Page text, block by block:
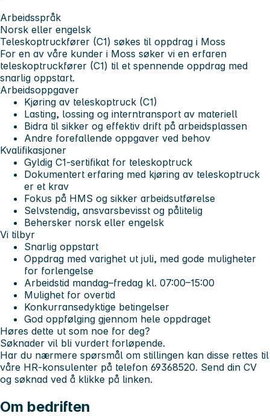
Arbeidsspråk
Norsk eller engelsk
Teleskoptruckfører (C1) søkes til oppdrag i Moss
For en av våre kunder i Moss søker vi en erfaren
teleskoptruckfører (C1) til et spennende oppdrag med
snarlig oppstart.
Arbeidsoppgaver
Kjøring av teleskoptruck (C1)
Lasting, lossing og interntransport av materiell
Bidra til sikker og effektiv drift på arbeidsplassen
Andre forefallende oppgaver ved behov
Kvalifikasjoner
Gyldig C1-sertifikat for teleskoptruck
Dokumentert erfaring med kjøring av teleskoptruck
er et krav
Fokus på HMS og sikker arbeidsutførelse
Selvstendig, ansvarsbevisst og pålitelig
Behersker norsk eller engelsk
Vi tilbyr
Snarlig oppstart
Oppdrag med varighet ut juli, med gode muligheter
for forlengelse
Arbeidstid mandag–fredag kl. 07:00–15:00
Mulighet for overtid
Konkurransedyktige betingelser
God oppfølging gjennom hele oppdraget
Høres dette ut som noe for deg?
Søknader vil bli vurdert forløpende.
Har du nærmere spørsmål om stillingen kan disse rettes til
våre HR-konsulenter på telefon 69368520. Send din CV
og søknad ved å klikke på linken.
Om bedriften